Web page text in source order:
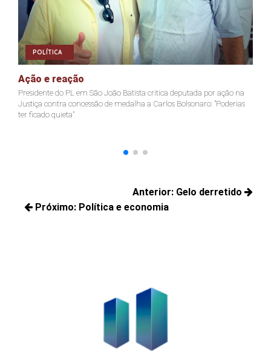
POLÍTICA
Ação e reação
Presidente do PL em São João Batista critica deputada por ação na
Justiça contra concessão de medalha a Carlos Bolsonaro: "Poderias
ter ficado quieta"
de
Anterior: Gelo derretido
Próximo: Política e economia